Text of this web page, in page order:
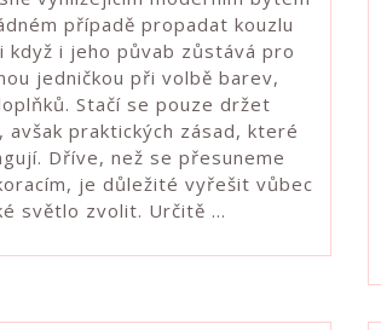
případě propadat kouzlu
když i jeho půvab zůstává pro
jedničkou při volbě barev,
Stačí se pouze držet
avšak praktických zásad, které
Dříve, než se přesuneme
je důležité vyřešit vůbec
světlo zvolit. Určitě …